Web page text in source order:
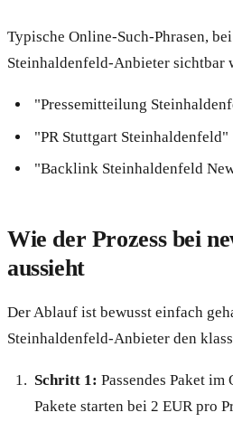
Typische Online-Such-Phrasen,
Steinhaldenfeld-Anbieter sichtbar
"Pressemitteilung
"PR Stuttgart Steinhaldenfeld"
"Backlink Steinhaldenfeld
Wie der Prozess bei
aussieht
Der Ablauf ist bewusst einfach
Steinhaldenfeld-Anbieter den
Schritt 1: Passendes Paket
Pakete starten bei 2 EUR pro